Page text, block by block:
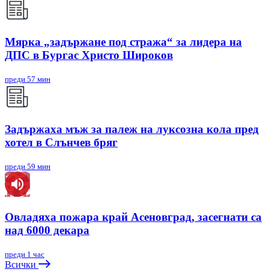
Мярка „задържане под стража“ за лидера на
ДПС в Бургас Христо Широков
преди 57 мин
Задържаха мъж за палеж на луксозна кола пред
хотел в Слънчев бряг
преди 59 мин
Овладяха пожара край Асеновград, засегнати са
над 6000 декара
преди 1 час
Всички